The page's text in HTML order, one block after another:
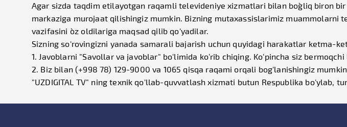
Agar sizda taqdim etilayotgan raqamli televideniye xizmatlari bilan bog`liq biron bir
markaziga murojaat qilishingiz mumkin. Bizning mutaxassislarimiz
vazifasini o`z oldilariga maqsad qilib qo'yadilar.
Sizning so'rovingizni yanada samarali bajarish uchun quyidagi harakatlar ketma-
1. Javoblarni "Savollar va javoblar" bo'limida ko'rib chiqing. Ko'pincha siz
2. Biz bilan (+998 78) 129-9000 va 1065 qisqa raqami orqali bog'lanishingiz
"UZDIGITAL TV" ning texnik qo'llab-quvvatlash xizmati butun Respublika bo'ylab,